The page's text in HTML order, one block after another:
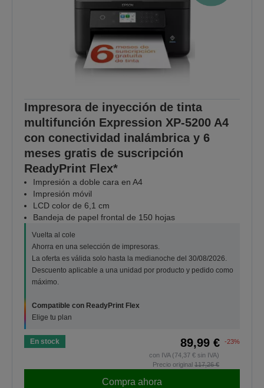
Impresora de inyección de tinta
multifunción Expression XP-5200 A4
con conectividad inalámbrica y 6
meses gratis de suscripción
ReadyPrint Flex*
Impresión a doble cara en A4
Impresión móvil
LCD color de 6,1 cm
Bandeja de papel frontal de 150 hojas
Vuelta al cole
Ahorra en una selección de impresoras.
La oferta es válida solo hasta la medianoche del 30/08/2026.
Descuento aplicable a una unidad por producto y pedido como
máximo.
Compatible con ReadyPrint Flex
Elige tu plan
En stock 89,99 €
-23%
con IVA (74,37 € sin IVA)
Precio original 117,26 €
Compra ahora